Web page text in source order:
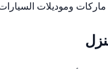
وموديلات